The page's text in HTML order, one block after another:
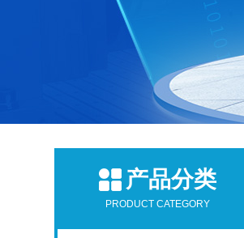
产品分类
PRODUCT CATEGORY